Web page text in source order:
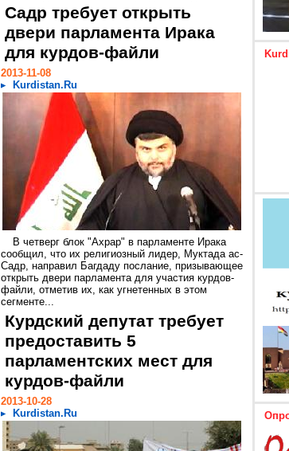
Садр требует открыть
двери парламента Ирака
для курдов-файли
2013-11-08
Kurdistan.Ru
В четверг блок "Ахрар" в парламенте Ирака
сообщил, что их религиозный лидер, Муктада ас-
Садр, направил Багдаду послание, призывающее
открыть двери парламента для участия курдов-
файли, отметив их, как угнетенных в этом
сегменте...
Курдский депутат требует
предоставить 5
парламентских мест для
курдов-файли
2013-10-28
Kurdistan.Ru